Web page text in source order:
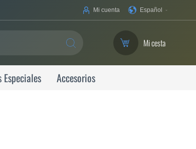
Su
Español
Mi cuenta
SEARCH Mi cesta
Accesorios